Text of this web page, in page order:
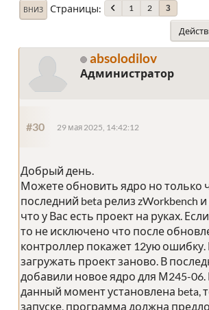
ВНИЗ Страницы 1 2 3
absolodilov
Администратор
#30 29 мая 2025, 14:42:12
Добрый день.
Можете обновить ядро но только
последний beta релиз zWorkbench
что у Вас есть проект на руках.
то не исключено что после
контроллер покажет 12ую
загружать проект заново. В
добавили новое ядро для М245-06.
данный момент установлена beta,
запуске, программа должна